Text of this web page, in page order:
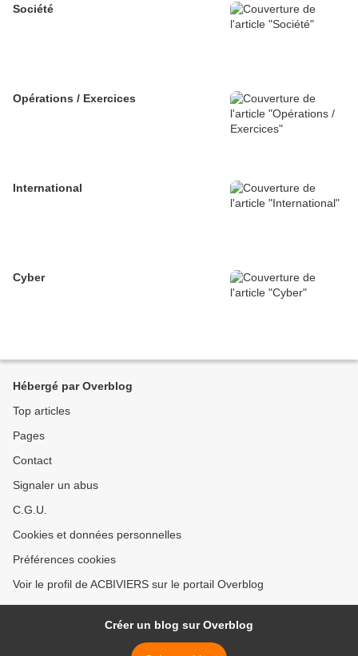
Société
Opérations / Exercices
International
Cyber
Hébergé par Overblog
Top articles
Pages
Contact
Signaler un abus
C.G.U.
Cookies et données personnelles
Préférences cookies
Voir le profil de ACBIVIERS sur le portail Overblog
Créer un blog sur Overblog